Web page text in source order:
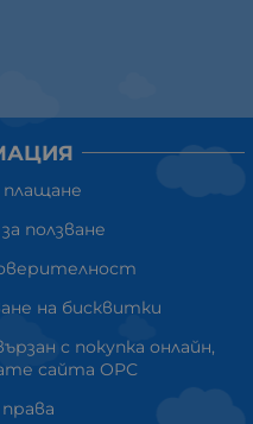
ползване
на бисквитки
с покупка онлайн,
сайта ОРС